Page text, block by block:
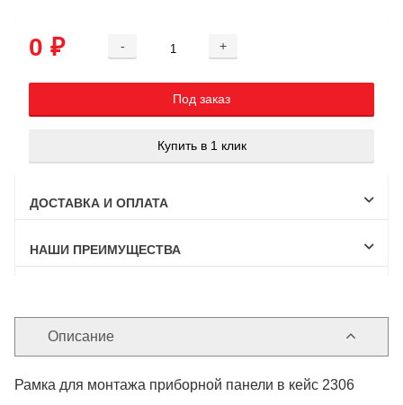
0 ₽ -
+
Под заказ
Купить в 1 клик
ДОСТАВКА И ОПЛАТА
НАШИ ПРЕИМУЩЕСТВА
Описание
Рамка для монтажа приборной панели в кейс 2306